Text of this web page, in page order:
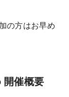
の方はお早め
催概要